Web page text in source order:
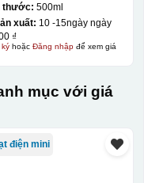
thước: 500ml
xuất: 10 -15ngày ngày
₫
hoặc Đăng nhậpđể xem giá
mục với giá
điện mini